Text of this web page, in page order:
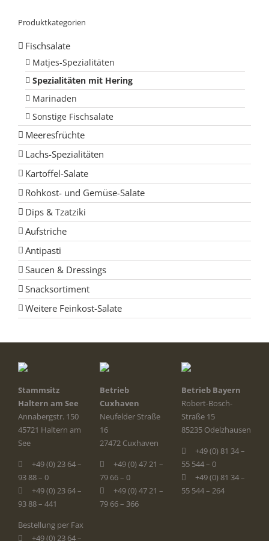
Produktkategorien
Fischsalate
Matjes-Spezialitäten
Spezialitäten mit Hering
Marinaden
Sonstige Fischsalate
Meeresfrüchte
Lachs-Spezialitäten
Kartoffel-Salate
Rohkost- und Gemüse-Salate
Dips & Tzatziki
Aufstriche
Antipasti
Saucen & Dressings
Snacksortiment
Weitere Feinkost-Salate
Stammsitz
Haltern am See
Annabergstr. 150
45721 Haltern am
See
+49 (0) 23 64 –
93 88 – 0
+49 (0) 23 64 –
93 88 – 441
Bestellung per Fax
+49 (0) 23 64 –
Betrieb
Cuxhaven
Neufelder Straße
16
27472 Cuxhaven
+49 (0) 47 21 –
79 66 – 0
+49 (0) 47 21 –
79 66 – 366
Betrieb Bayern
Robert-Bosch-
Straße 15
85235 Odelzhausen
+49 (0) 81 34 –
55 544 – 0
+49 (0) 81 34 –
55 544 – 264